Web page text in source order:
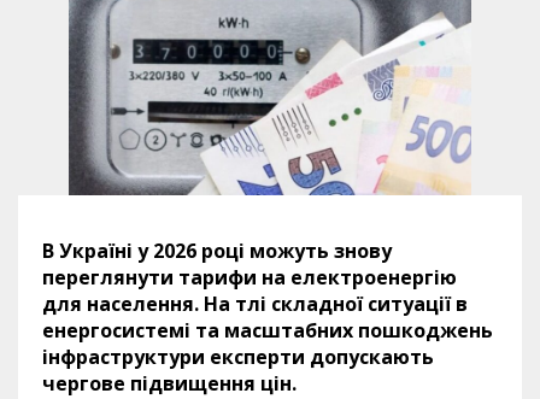
В Україні у 2026 році можуть знову
переглянути тарифи на електроенергію
для населення. На тлі складної ситуації в
енергосистемі та масштабних пошкоджень
інфраструктури експерти допускають
чергове підвищення цін.